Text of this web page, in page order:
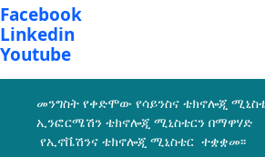
Facebook
Linkedin
Youtube
መንግስት የቀድሞው የሳይንስና ቴክኖሎጂ
ኢንፎርሜሽን ቴክኖሎጂ ሚኒስቴርን በማዋሃድ
የኢኖቬሽንና ቴክኖሎጂ ሚኒስቴር ተቋቋመ፡፡